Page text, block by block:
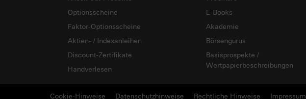
Optionsscheine
Faktor-Optionsscheine
Aktien- / Indexanleihen
Discount-Zertifikate
Handverlesen
E-Books
Akademie
Börsengurus
Basisprospekte /
Wertpapierbeschreibungen
Cookie-Hinweise Datenschutzhinweise Rechtliche Hinweise Impressum